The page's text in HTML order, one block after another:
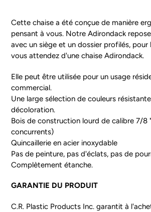
d'un
à
Cette chaise a été conçue de manière
pensant à vous. Notre Adirondack
avec un siège et un dossier profilés,
vous attendez d'une chaise Adirondack.
Elle peut être utilisée pour un usage
commercial.
Une large sélection de couleurs
décoloration.
Bois de construction lourd de calibre 7/8
concurrents)
Quincaillerie en acier inoxydable
Pas de peinture, pas d'éclats, pas de
Complètement étanche.
GARANTIE DU PRODUIT
C.R. Plastic Products Inc. garantit à